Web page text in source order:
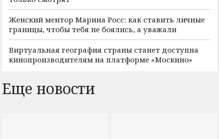
Женский ментор Марина Росс: как ставить личные
границы, чтобы тебя не боялись, а уважали
Виртуальная география страны станет доступна
кинопроизводителям на платформе «Москино»
Еще новости